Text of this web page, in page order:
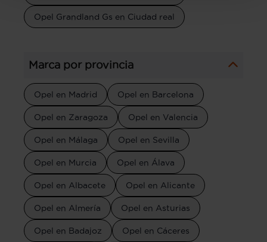
Opel Grandland Gs en Ciudad real
Marca por provincia
Opel en Madrid Opel en Barcelona
Opel en Zaragoza Opel en Valencia
Opel en Málaga Opel en Sevilla
Opel en Murcia Opel en Álava
Opel en Albacete Opel en Alicante
Opel en Almería Opel en Asturias
Opel en Badajoz Opel en Cáceres